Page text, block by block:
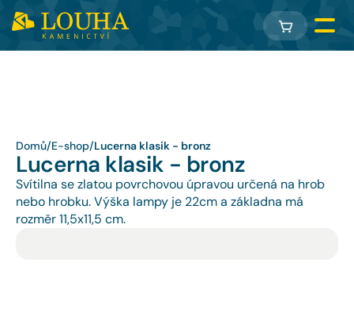
Domů/E-shop/Lucerna klasik - bronz
Lucerna klasik - bronz
Svítilna se zlatou povrchovou úpravou určená na hrob
nebo hrobku. Výška lampy je 22cm a základna má
rozměr 11,5x11,5 cm.